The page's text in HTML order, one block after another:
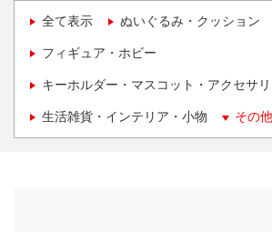
全て表示 ぬいぐるみ・クッション
フィギュア・ホビー
キーホルダー・マスコット・アクセサ
生活雑貨・インテリア・小物 その